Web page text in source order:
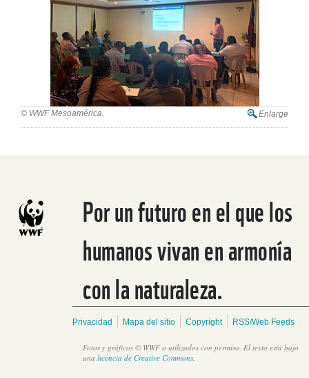
© WWF Mesoamérica. Enlarge
Por un futuro en el que los
humanos vivan en armonía
con la naturaleza.
Privacidad Mapa del sitio Copyright RSS/Web Feeds
Fotos y gráficos © WWF o utilizados con permiso. El texto está bajo
una licencia de Creative Commons.